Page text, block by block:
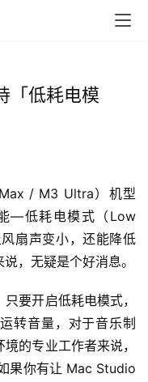
「低耗电模
/ M3 Ultra）机型
—低耗电模式（Low
扇声变小，还能降低
，无疑是个好消息。
要开启低耗电模式，
转音量，对于音乐制
的专业工作者来说，
果你有让 Mac Studio